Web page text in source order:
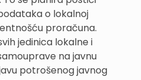
o lokalnoj
proračuna.
jedinica lokalne i
na javnu
potrošenog javnog